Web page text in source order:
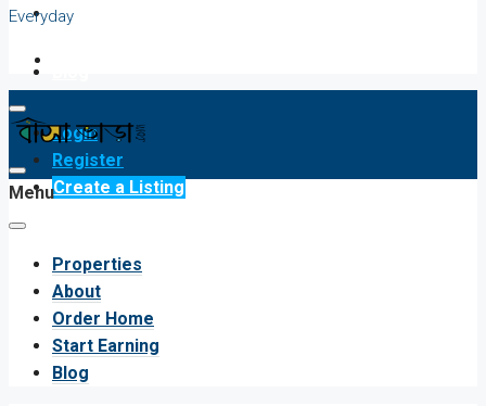
Start Earning
Login
Register
Create a Listing
Everyday
Menu
Properties
About
Order Home
Start Earning
Blog